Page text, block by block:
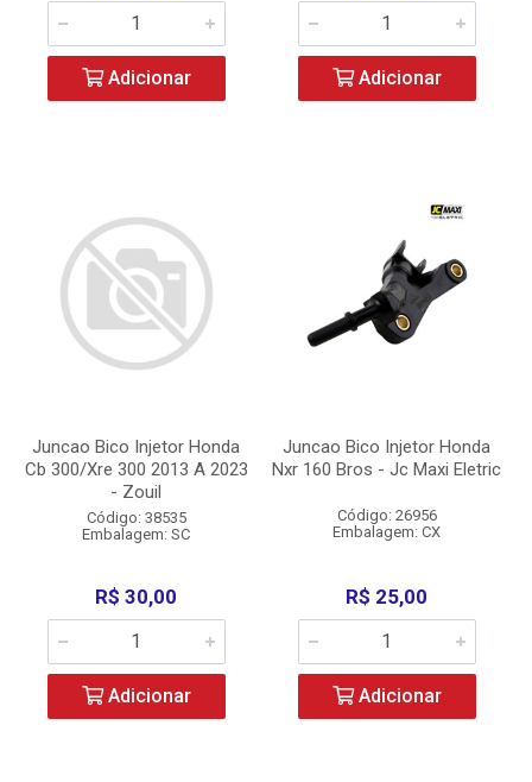
Adicionar Adicionar
Juncao Bico Injetor Honda
Cb 300/Xre 300 2013 A 2023
- Zouil
Código: 38535
Embalagem: SC
R$ 30,00
Adicionar
Juncao Bico Injetor Honda
Nxr 160 Bros - Jc Maxi Eletric
Código: 26956
Embalagem: CX
R$ 25,00
Adicionar